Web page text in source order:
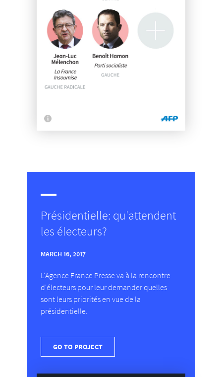
Présidentielle: qu'attendent
les électeurs?
MARCH 16, 2017
L'Agence France Presse va à la rencontre
d'électeurs pour leur demander quelles
sont leurs priorités en vue de la
présidentielle.
GO TO PROJECT